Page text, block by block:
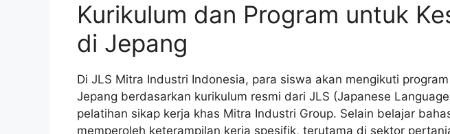
Kurikulum dan Program untuk
di Jepang
Di JLS Mitra Industri Indonesia, para siswa akan mengikuti
Jepang berdasarkan kurikulum resmi dari JLS (Japanese
pelatihan sikap kerja khas Mitra Industri Group. Selain belajar
memperoleh keterampilan kerja spesifik, terutama di sektor